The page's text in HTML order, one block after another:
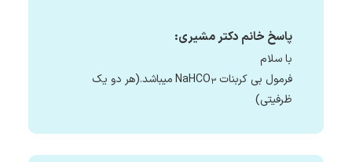
پاسخ خانم دکتر مشیری:
با سلام
فرمول بی کربنات NaHCO 3
میباشد.(هر دو یک
ظرفیتی)